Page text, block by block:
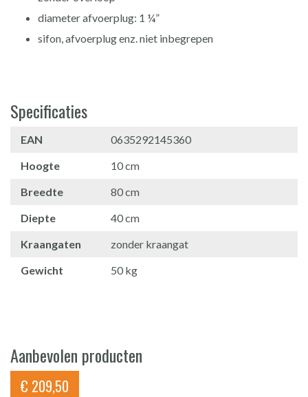
diameter afvoerplug: 1 ¼”
sifon, afvoerplug enz. niet inbegrepen
Specificaties
EAN
0635292145360
Hoogte
10 cm
Breedte
80 cm
Diepte
40 cm
Kraangaten
zonder kraangat
Gewicht
50 kg
Aanbevolen producten
€ 209,50